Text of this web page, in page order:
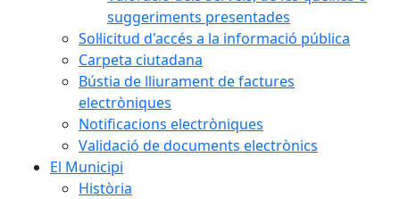
suggeriments presentades
Sol·licitud d'accés a la informació pública
Carpeta ciutadana
Bústia de lliurament de factures
electròniques
Notificacions electròniques
Validació de documents electrònics
El Municipi
Història